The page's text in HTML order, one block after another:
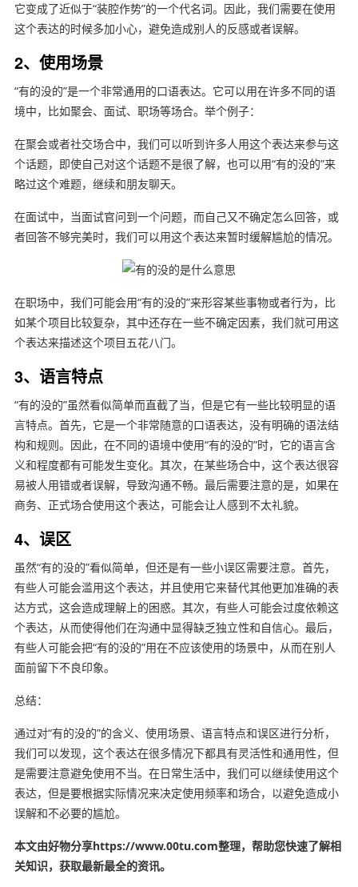
它变成了近似于“装腔作势”的一个代名词。因此，我们需要在使用
这个表达的时候多加小心，避免造成别人的反感或者误解。
2、使用场景
“有的没的”是一个非常通用的口语表达。它可以用在许多不同的语
境中，比如聚会、面试、职场等场合。举个例子：
在聚会或者社交场合中，我们可以听到许多人用这个表达来参与这
个话题，即使自己对这个话题不是很了解，也可以用“有的没的”来
略过这个难题，继续和朋友聊天。
在面试中，当面试官问到一个问题，而自己又不确定怎么回答，或
者回答不够完美时，我们可以用这个表达来暂时缓解尴尬的情况。
在职场中，我们可能会用“有的没的”来形容某些事物或者行为，比
如某个项目比较复杂，其中还存在一些不确定因素，我们就可用这
个表达来描述这个项目五花八门。
3、语言特点
“有的没的”虽然看似简单而直截了当，但是它有一些比较明显的语
言特点。首先，它是一个非常随意的口语表达，没有明确的语法结
构和规则。因此，在不同的语境中使用“有的没的”时，它的语言含
义和程度都有可能发生变化。其次，在某些场合中，这个表达很容
易被人用错或者误解，导致沟通不畅。最后需要注意的是，如果在
商务、正式场合使用这个表达，可能会让人感到不太礼貌。
4、误区
虽然“有的没的”看似简单，但还是有一些小误区需要注意。首先，
有些人可能会滥用这个表达，并且使用它来替代其他更加准确的表
达方式，这会造成理解上的困惑。其次，有些人可能会过度依赖这
个表达，从而使得他们在沟通中显得缺乏独立性和自信心。最后，
有些人可能会把“有的没的”用在不应该使用的场景中，从而在别人
面前留下不良印象。
总结：
通过对“有的没的”的含义、使用场景、语言特点和误区进行分析，
我们可以发现，这个表达在很多情况下都具有灵活性和通用性，但
是需要注意避免使用不当。在日常生活中，我们可以继续使用这个
表达，但是要根据实际情况来决定使用频率和场合，以避免造成小
误解和不必要的尴尬。
本文由好物分享https://www.00tu.com整理，帮助您快速了解相
关知识，获取最新最全的资讯。